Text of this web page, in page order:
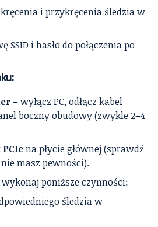
i przykręcenia śledzia w
SSID i hasło do połączenia po
– wyłącz PC, odłącz kabel
boczny obudowy (zwykle 2–4
na płycie głównej (sprawdź
masz pewności).
wykonaj poniższe czynności:
śledzia w